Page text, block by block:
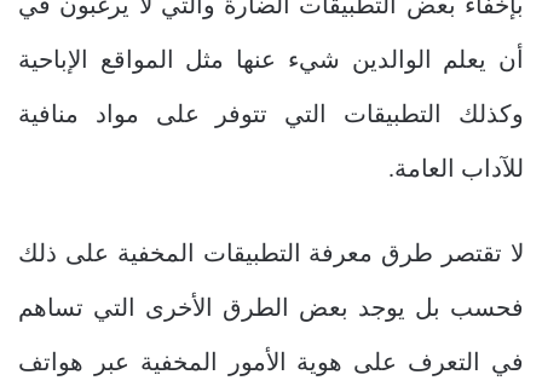
بإخفاء بعض التطبيقات الضارة والتي لا يرغبون في
أن يعلم الوالدين شيء عنها مثل المواقع الإباحية
وكذلك التطبيقات التي تتوفر على مواد منافية
للآداب العامة.
لا تقتصر طرق معرفة التطبيقات المخفية على ذلك
فحسب بل يوجد بعض الطرق الأخرى التي تساهم
في التعرف على هوية الأمور المخفية عبر هواتف